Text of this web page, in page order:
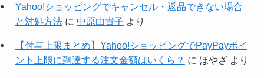
Yahoo!ショッピングでキャンセル・返品できない場合
と対処方法に 中原由貴子 より
【付与上限まとめ】Yahoo!ショッピングでPayPayポイ
ント上限に到達する注文金額はいくら？ に ほやざより